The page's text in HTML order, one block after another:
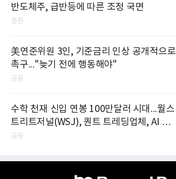
반도체주, 급반등에 따른 조정 국면
증권
美연준위원 3인, 기준금리 인상 공개적으로
촉구..."늦기 전에 행동해야"
금융
수학 천재 신입 연봉 100만달러 시대...월스
트리트저널(WSJ), 퀀트 트레딩업체, AI 기
업들 인재 확보 경쟁
금융